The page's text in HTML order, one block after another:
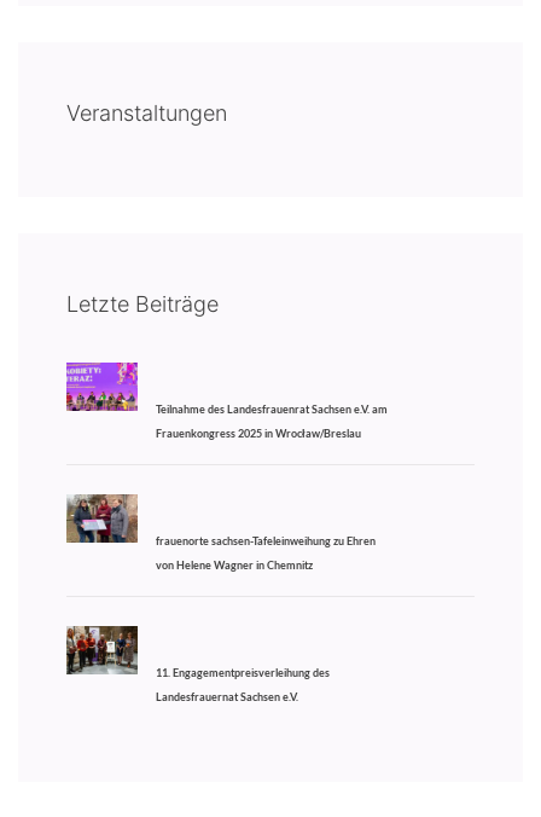
Veranstaltungen
Letzte Beiträge
Teilnahme des Landesfrauenrat Sachsen e.V. am
Frauenkongress 2025 in Wrocław/Breslau
frauenorte sachsen-Tafeleinweihung zu Ehren
von Helene Wagner in Chemnitz
11. Engagementpreisverleihung des
Landesfrauernat Sachsen e.V.